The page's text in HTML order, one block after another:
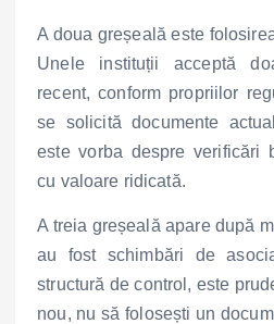
A doua greșeală este
Unele instituții acceptă
recent, conform propriilor
se solicită documente
este vorba despre verificări
cu valoare ridicată.
A treia greșeală apare după
au fost schimbări de
structură de control, este
nou, nu să folosești un